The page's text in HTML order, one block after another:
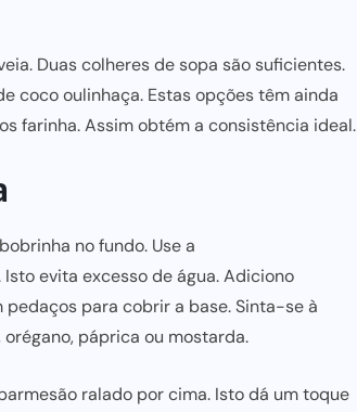
a. Duas colheres de sopa são suficientes.
coco oulinhaça. Estas opções têm ainda
farinha. Assim obtém a consistência ideal.
no fundo. Use a
Isto evita excesso de água. Adiciono
para cobrir a base. Sinta-se à
páprica ou mostarda.
ralado por cima. Isto dá um toque